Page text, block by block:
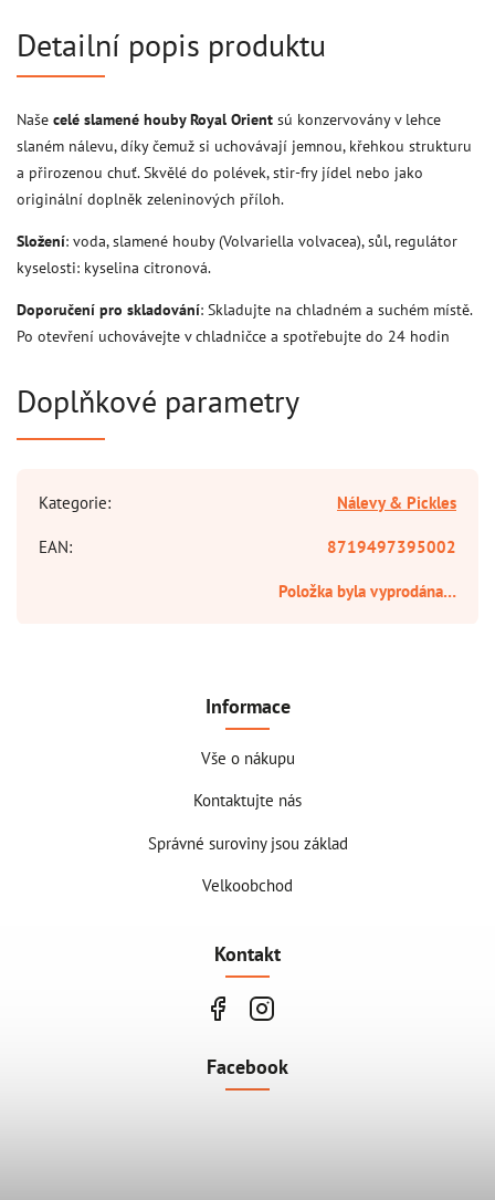
Detailní popis produktu
Naše celé slamené houby Royal Orient sú konzervovány v lehce
slaném nálevu, díky čemuž si uchovávají jemnou, křehkou strukturu
a přirozenou chuť. Skvělé do polévek, stir‑fry jídel nebo jako
originální doplněk zeleninových příloh.
Složení: voda, slamené houby (Volvariella volvacea), sůl, regulátor
kyselosti: kyselina citronová.
Doporučení pro skladování: Skladujte na chladném a suchém místě.
Po otevření uchovávejte v chladničce a spotřebujte do 24 hodin
Doplňkové parametry
Kategorie:
Nálevy & Pickles
EAN:
8719497395002
Položka byla vyprodána…
Informace
Vše o nákupu
Kontaktujte nás
Správné suroviny jsou základ
Velkoobchod
Kontakt
Facebook